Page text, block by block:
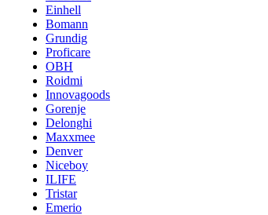
Einhell
Bomann
Grundig
Proficare
OBH
Roidmi
Innovagoods
Gorenje
Delonghi
Maxxmee
Denver
Niceboy
ILIFE
Tristar
Emerio